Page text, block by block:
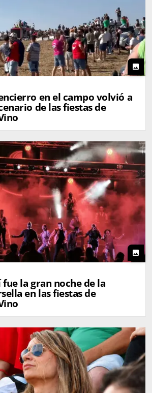
photo
en el campo volvió a
de las fiestas de
photo
fue la gran noche de la
en las fiestas de